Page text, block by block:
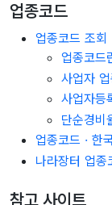
업종코드
업종코드 조회
업종코드
사업자
사업자등
단순경비
업종코드 · 한
나라장터 업종
참고 사이트